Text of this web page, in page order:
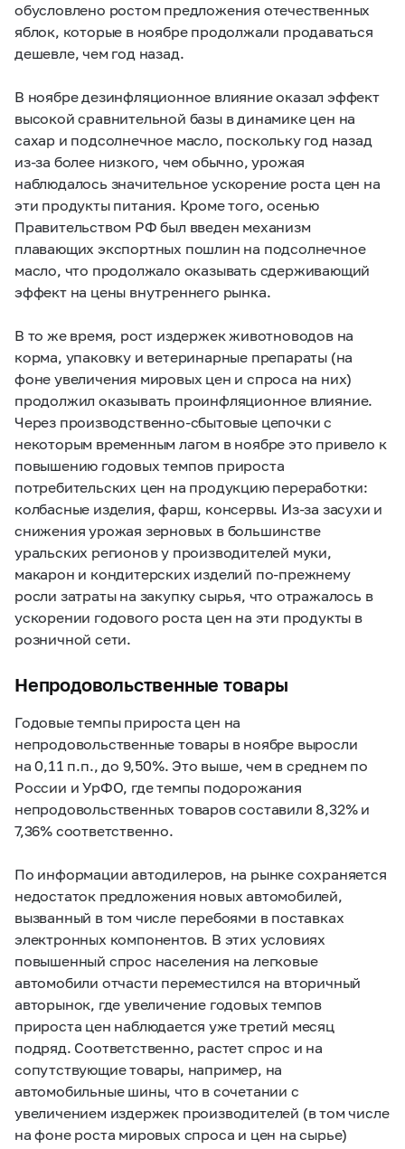
обусловлено ростом предложения отечественных
яблок, которые в ноябре продолжали продаваться
дешевле, чем год назад.
В ноябре дезинфляционное влияние оказал эффект
высокой сравнительной базы в динамике цен на
сахар и подсолнечное масло, поскольку год назад
из-за более низкого, чем обычно, урожая
наблюдалось значительное ускорение роста цен на
эти продукты питания. Кроме того, осенью
Правительством РФ был введен механизм
плавающих экспортных пошлин на подсолнечное
масло, что продолжало оказывать сдерживающий
эффект на цены внутреннего рынка.
В то же время, рост издержек животноводов на
корма, упаковку и ветеринарные препараты (на
фоне увеличения мировых цен и спроса на них)
продолжил оказывать проинфляционное влияние.
Через производственно-сбытовые цепочки с
некоторым временным лагом в ноябре это привело к
повышению годовых темпов прироста
потребительских цен на продукцию переработки:
колбасные изделия, фарш, консервы. Из-за засухи и
снижения урожая зерновых в большинстве
уральских регионов у производителей муки,
макарон и кондитерских изделий по-прежнему
росли затраты на закупку сырья, что отражалось в
ускорении годового роста цен на эти продукты в
розничной сети.
Непродовольственные товары
Годовые темпы прироста цен на
непродовольственные товары в ноябре выросли
на 0,11 п.п., до 9,50%. Это выше, чем в среднем по
России и УрФО, где темпы подорожания
непродовольственных товаров составили 8,32% и
7,36% соответственно.
По информации автодилеров, на рынке сохраняется
недостаток предложения новых автомобилей,
вызванный в том числе перебоями в поставках
электронных компонентов. В этих условиях
повышенный спрос населения на легковые
автомобили отчасти переместился на вторичный
авторынок, где увеличение годовых темпов
прироста цен наблюдается уже третий месяц
подряд. Соответственно, растет спрос и на
сопутствующие товары, например, на
автомобильные шины, что в сочетании с
увеличением издержек производителей (в том числе
на фоне роста мировых спроса и цен на сырье)